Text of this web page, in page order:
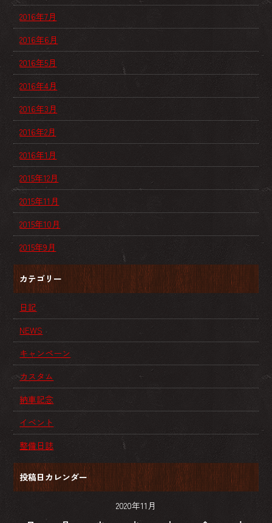
2016年7月
2016年6月
2016年5月
2016年4月
2016年3月
2016年2月
2016年1月
2015年12月
2015年11月
2015年10月
2015年9月
カテゴリー
日記
NEWS
キャンペーン
カスタム
納車記念
イベント
整備日誌
投稿日カレンダー
2020年11月